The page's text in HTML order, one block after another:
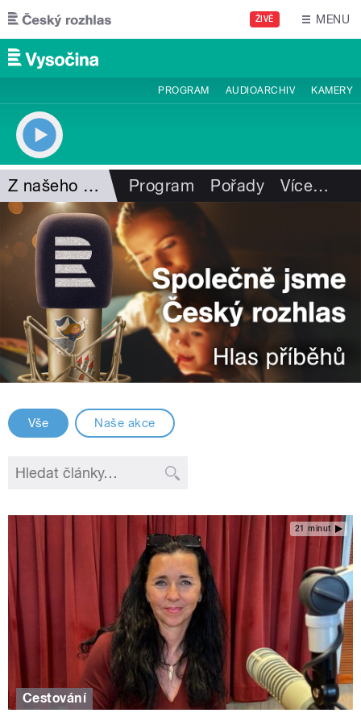
Přejít k hlavnímu obsahu
ŽIVĚ MENU
PROGRAM AUDIOARCHIV KAMERY
Z našeho vysílání Program Pořady Více…
Vše Naše akce
21 minut
Cestování